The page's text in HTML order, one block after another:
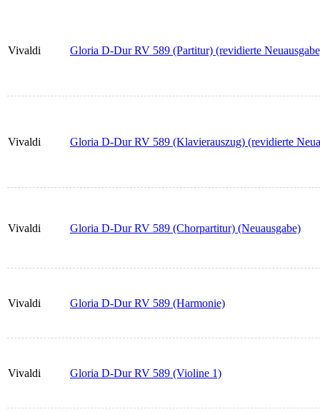
Vivaldi Gloria D-Dur RV 589 (Partitur) (revidierte
Vivaldi Gloria D-Dur RV 589 (Klavierauszug) (revidierte
Vivaldi Gloria D-Dur RV 589 (Chorpartitur) (Neuausgabe)
Vivaldi Gloria D-Dur RV 589 (Harmonie)
Vivaldi Gloria D-Dur RV 589 (Violine 1)